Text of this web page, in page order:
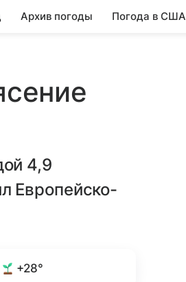
Архив погоды Погода в США
4,9
Европейско-
+28°